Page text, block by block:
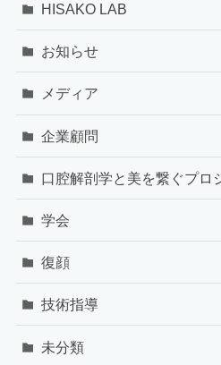
HISAKO LAB
お知らせ
メディア
企業顧問
口腔解剖学と美を繋ぐプロ
学会
復顔
技術指導
未分類